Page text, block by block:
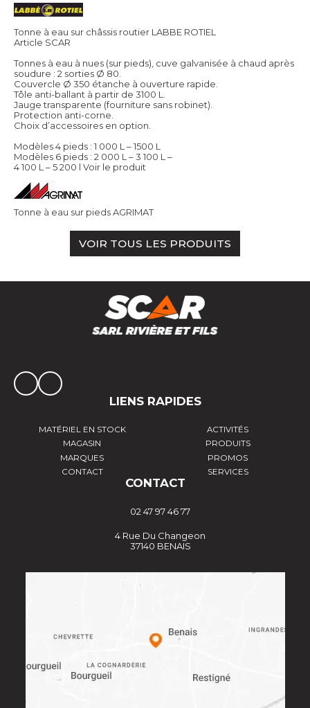
Tonne à eau sur châssis routier LABBE ROTIEL
Article SCAR
Tonnes à eau à nues (sur pieds), cuve galvanisée à chaud après
soudure : 2 sorties Ø 80.
Couvercle Ø 350 étanche à ouverture rapide.
Tôle anti-ballant à partir de 3100 L.
Jauge transparente (fourniture sans robinet).
Protection anti-corne.
Choix d’accessoires en option.
Modèles 4 pieds : 1 000 L – 1500 L
Modèles 6 pieds : 2 000 L – 3 100 L –
4 100 L – 5 200 l Voir le produit
Tonne à eau sur pieds AGRIMAT
VOIR TOUS LES PRODUITS
LIENS RAPIDES
MATÉRIEL EN STOCK
ACTIVITÉS
MAGASIN
PRODUITS
MARQUES
PROMOS
CONTACT
SERVICES
CONTACT
02 47 97 46 77
4 Rue Du Changeon
37140 BENAIS